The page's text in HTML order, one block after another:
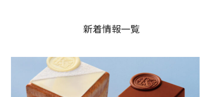
新着情報一覧